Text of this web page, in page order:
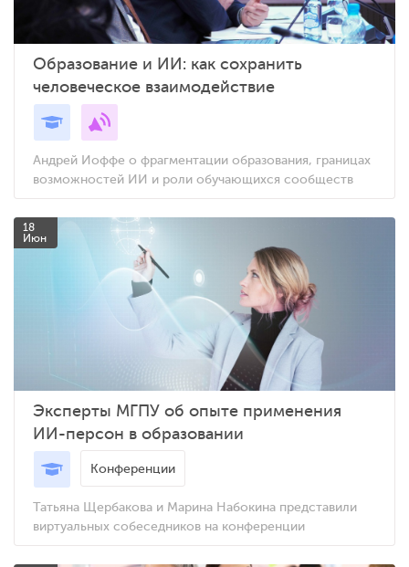
Образование и ИИ: как сохранить
человеческое взаимодействие
Андрей Иоффе о фрагментации образования, границах
возможностей ИИ и роли обучающихся сообществ
18
Июн
Эксперты МГПУ об опыте применения
ИИ-персон в образовании
Конференции
Татьяна Щербакова и Марина Набокина представили
виртуальных собеседников на конференции